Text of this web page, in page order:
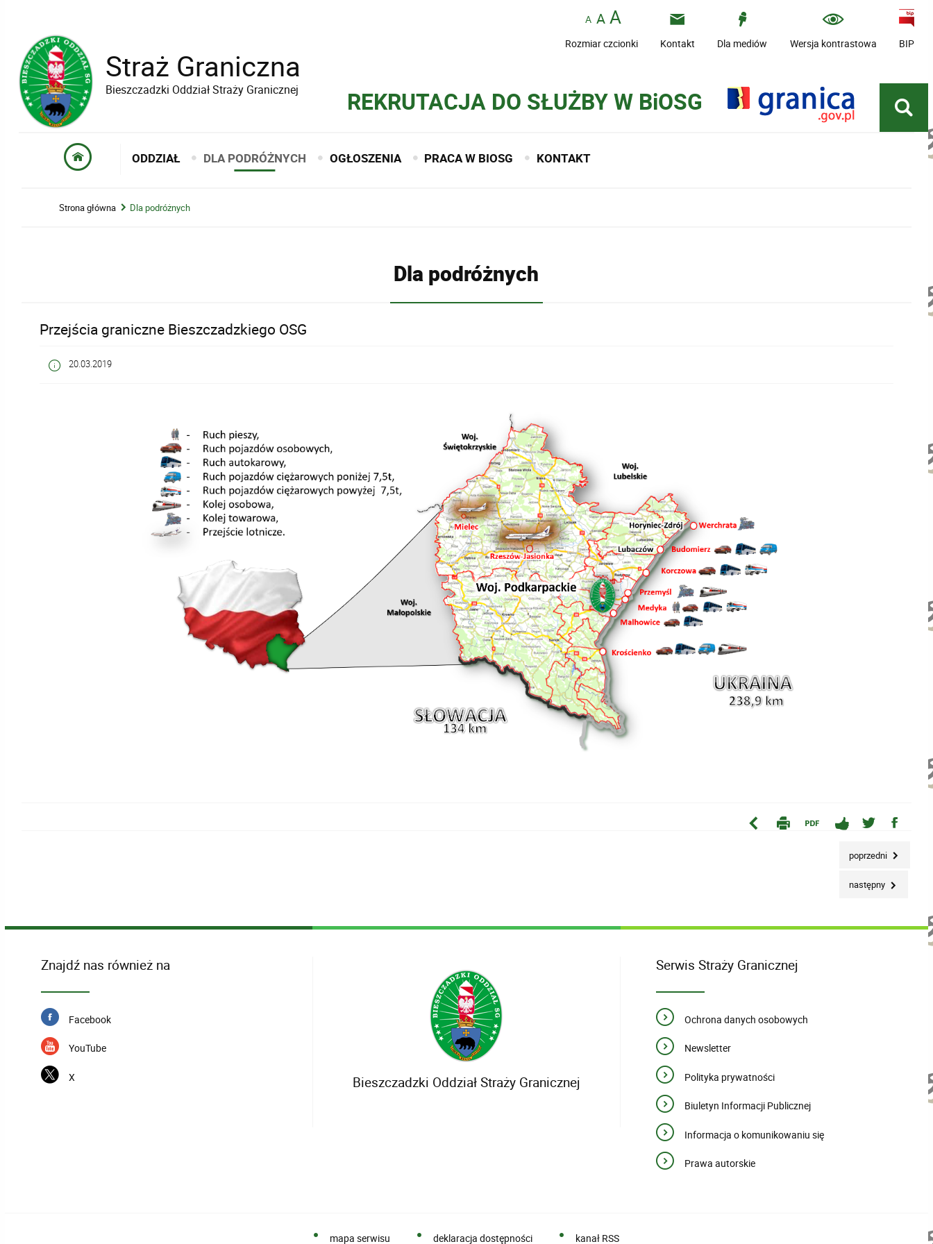
Straż Graniczna
Bieszczadzki Oddział Straży Granicznej
Rozmiar czcionki Kontakt Dla mediów Wersja kontrastowa BIP
REKRUTACJA DO SŁUŻBY W BiOSG
ODDZIAŁ DLA PODRÓŻNYCH OGŁOSZENIA PRACA W BIOSG KONTAKT
Strona główna Dla podróżnych
Dla podróżnych
Przejścia graniczne Bieszczadzkiego OSG
20.03.2019
poprzedni
następny
Znajdź nas również na
Facebook
YouTube
X Bieszczadzki Oddział Straży Granicznej
Serwis Straży Granicznej
Ochrona danych osobowych
Newsletter
Polityka prywatności
Biuletyn Informacji Publicznej
Informacja o komunikowaniu się
Prawa autorskie
mapa serwisu deklaracja dostępności kanał RSS